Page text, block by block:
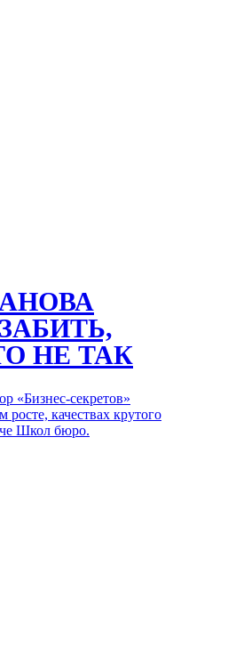
НЕ ТАК
«Бизнес-секретов»
росте, качествах крутого
Школ бюро.